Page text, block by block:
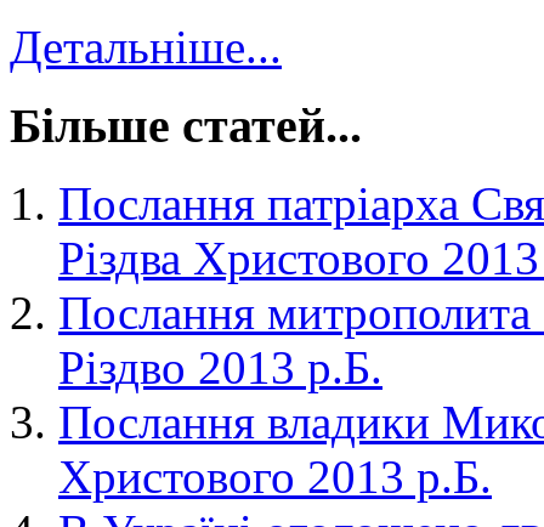
Детальніше...
Більше статей...
Послання патріарха
Різдва Христового
Послання
Різдво 2013 р.Б.
Послання владики
Христового 2013 р.Б.